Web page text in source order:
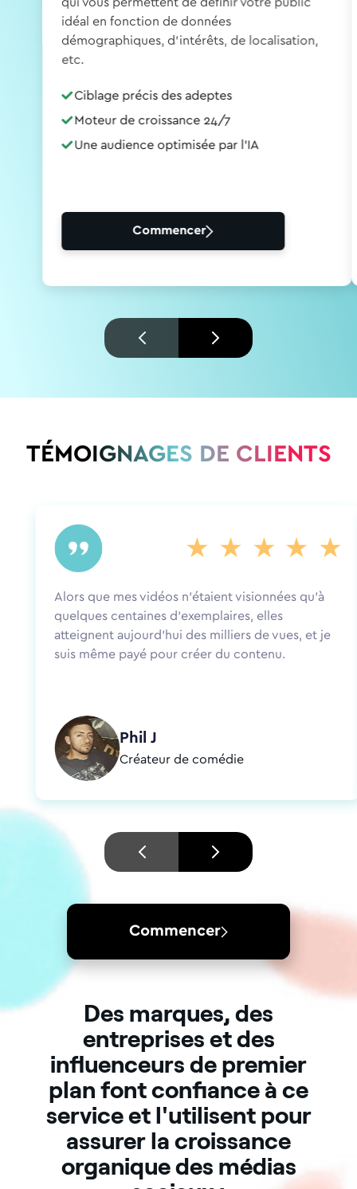
qui vous permettent de définir votre public
idéal en fonction de données
démographiques, d'intérêts, de localisation,
etc.
Ciblage précis des adeptes
Moteur de croissance 24/7
Une audience optimisée par l'IA
Commencer
TÉMOIGNAGES DE CLIENTS
Alors que mes vidéos n'étaient visionnées qu'à
quelques centaines d'exemplaires, elles
atteignent aujourd'hui des milliers de vues, et je
suis même payé pour créer du contenu.
Phil J
Créateur de comédie
Commencer
Des marques, des
entreprises et des
influenceurs de premier
plan font confiance à ce
service et l'utilisent pour
assurer la croissance
organique des médias